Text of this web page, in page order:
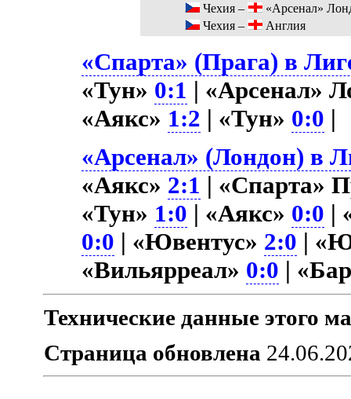
Чехия –
«Арсенал»
Чехия –
Англия
«Спарта» (Прага) в
«Тун» 0:1 | «Арсенал»
«Аякс» 1:2 | «Тун» 0:0 |
«Арсенал» (Лондон) в
«Аякс» 2:1 | «Спарта»
«Тун» 1:0 | «Аякс» 0:0 |
0:0 | «Ювентус» 2:0 |
«Вильярреал» 0:0 |
Технические данные этого
Страница обновлена